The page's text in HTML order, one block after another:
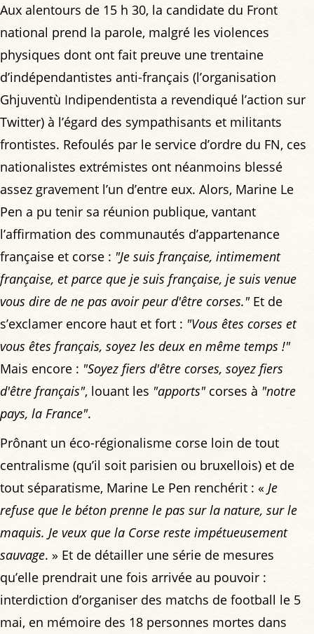
Aux alentours de 15 h 30, la candidate du Front
national prend la parole, malgré les violences
physiques dont ont fait preuve une trentaine
d’indépendantistes anti-français (l’organisation
Ghjuventù Indipendentista a revendiqué l’action sur
Twitter) à l’égard des sympathisants et militants
frontistes. Refoulés par le service d’ordre du FN, ces
nationalistes extrémistes ont néanmoins blessé
assez gravement l’un d’entre eux. Alors, Marine Le
Pen a pu tenir sa réunion publique, vantant
l’affirmation des communautés d’appartenance
française et corse : "Je suis française, intimement
française, et parce que je suis française, je suis venue
vous dire de ne pas avoir peur d'être corses."Et de
s’exclamer encore haut et fort : "Vous êtes corses et
vous êtes français, soyez les deux en même temps !"
Mais encore : "Soyez fiers d'être corses, soyez fiers
d'être français", louant les "apports"corses à "notre
pays, la France".
Prônant un éco-régionalisme corse loin de tout
centralisme (qu’il soit parisien ou bruxellois) et de
tout séparatisme, Marine Le Pen renchérit : « Je
refuse que le béton prenne le pas sur la nature, sur le
maquis. Je veux que la Corse reste impétueusement
sauvage. » Et de détailler une série de mesures
qu’elle prendrait une fois arrivée au pouvoir :
interdiction d’organiser des matchs de football le 5
mai, en mémoire des 18 personnes mortes dans